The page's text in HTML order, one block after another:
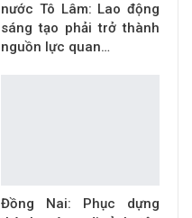
nước Tô Lâm: Lao động
sáng tạo phải trở thành
nguồn lực quan…
Đồng Nai: Phục dựng